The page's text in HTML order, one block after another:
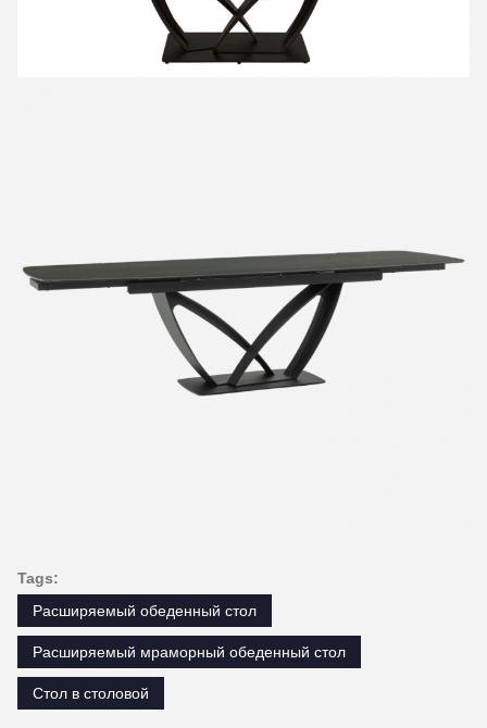
Tags:
Расширяемый обеденный стол
Расширяемый мраморный обеденный стол
Стол в столовой